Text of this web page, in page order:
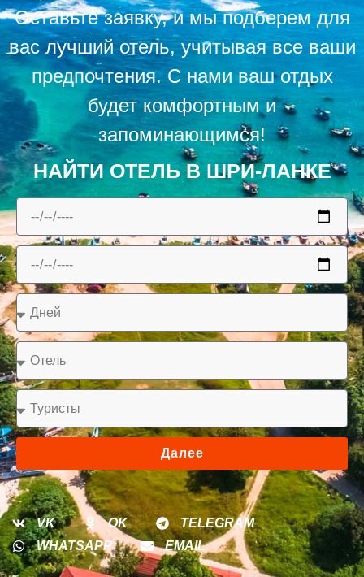
Оставьте заявку, и мы подберем для
вас лучший отель, учитывая все ваши
предпочтения. С нами ваш отдых
будет комфортным и
запоминающимся!
НАЙТИ ОТЕЛЬ В ШРИ-ЛАНКЕ
Далее
VK OK
TELEGRAM
WHATSAPP
EMAIL